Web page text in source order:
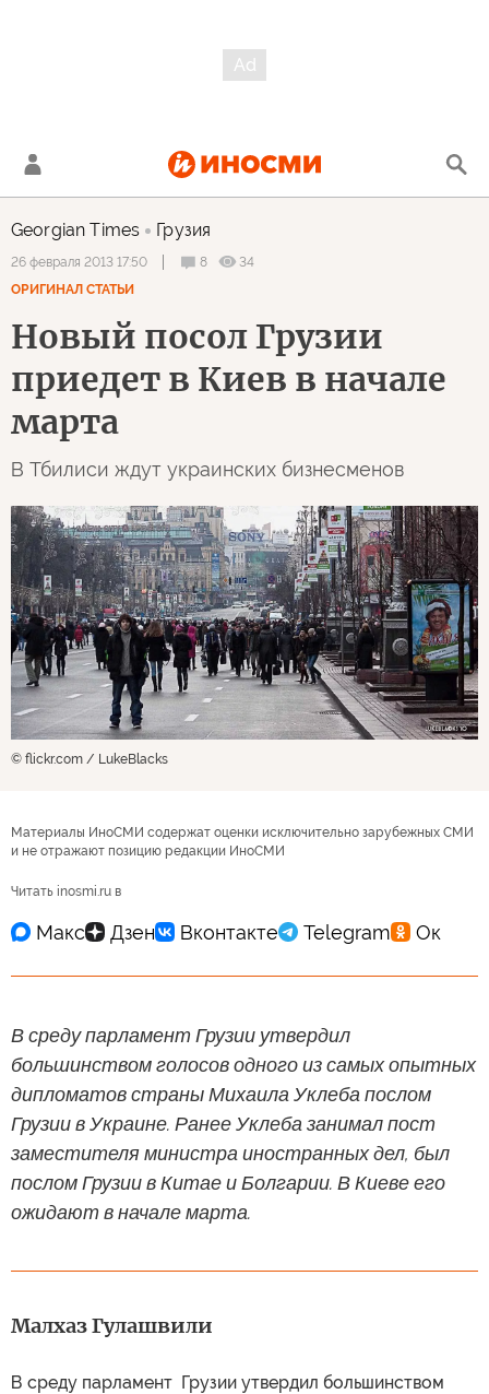
Georgian Times Грузия
26 февраля 2013 17:50 8
34
ОРИГИНАЛ СТАТЬИ
Новый посол Грузии
приедет в Киев в начале
марта
В Тбилиси ждут украинских бизнесменов
© flickr.com / LukeBlacks
Материалы ИноСМИ содержат оценки исключительно зарубежных СМИ
и не отражают позицию редакции ИноСМИ
Читать inosmi.ru в
В среду парламент Грузии утвердил
большинством голосов одного из самых опытных
дипломатов страны Михаила Уклеба послом
Грузии в Украине. Ранее Уклеба занимал пост
заместителя министра иностранных дел, был
послом Грузии в Китае и Болгарии. В Киеве его
ожидают в начале марта.
Малхаз Гулашвили
В среду парламент Грузии утвердил большинством